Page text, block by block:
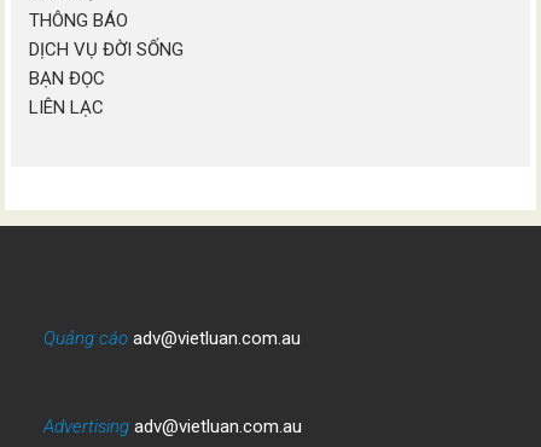
THÔNG BÁO
DỊCH VỤ ĐỜI SỐNG
BẠN ĐỌC
LIÊN LẠC
Quảng cáo adv@vietluan.com.au
Advertising adv@vietluan.com.au